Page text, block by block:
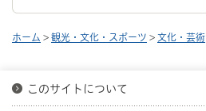
ホーム > 観光・文化・スポーツ > 文化・芸術
このサイトについて